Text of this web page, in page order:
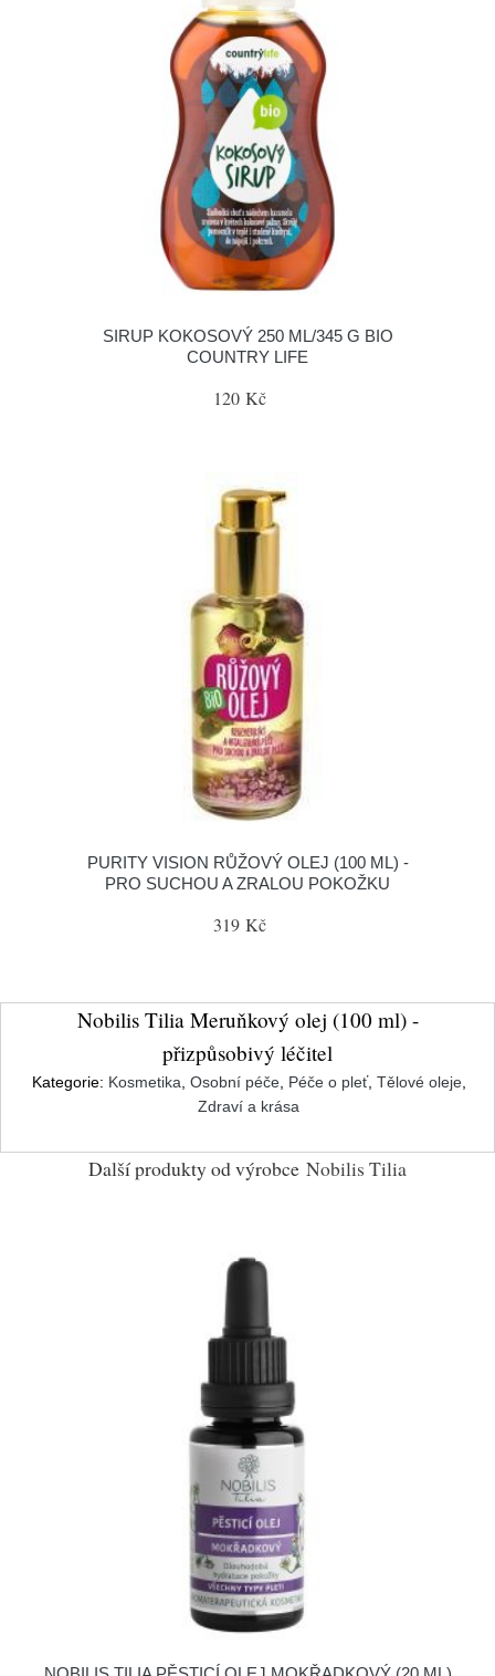
SIRUP KOKOSOVÝ 250 ML/345 G BIO
COUNTRY LIFE
120 Kč
PURITY VISION RŮŽOVÝ OLEJ (100 ML) -
PRO SUCHOU A ZRALOU POKOŽKU
319 Kč
Nobilis Tilia Meruňkový olej (100 ml) -
přizpůsobivý léčitel
Kategorie: Kosmetika Osobní péče, Péče o pleť, Tělové oleje,
Zdraví a krása
Další produkty od výrobce Nobilis Tilia